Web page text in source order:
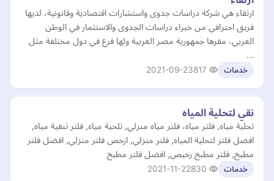
ارتقاء هي شركة دراسات جدوى واستشارات اقتصادية وقانونية، لديها
فريق احترافي من خبراء دراسات الجدوى والاستثمار في الوطن
العربي، مقرها جمهورية مصر العربية ولها فرع في دول مختلفة مثل
…
خدمات 2021-09-23
نقي لتحلية المياه
تحلية مياه, فلتر مياه، فلتر مياه منزلي, تلحية مياه, فلتر تنقية مياه,
افضل فلتر لتحلية المياه, فلتر منزلي, ارخص فلتر منزلي, افضل فلتر
مطبخ, فلتر مطبخ رخيص, افضل فلتر مطبخ
خدمات 2021-11-22